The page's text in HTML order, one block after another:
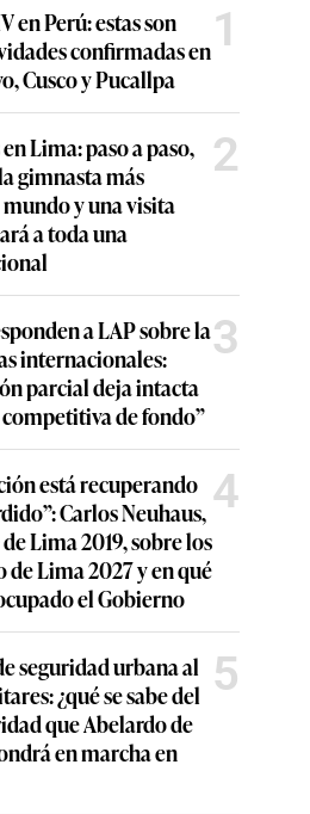
en Perú: estas son
confirmadas en
Cusco y Pucallpa
1
Lima: paso a paso,
gimnasta más
y una visita
a toda una
2
a LAP sobre la
internacionales:
parcial deja intacta
de fondo”
3
está recuperando
Carlos Neuhaus,
Lima 2019, sobre los
de Lima 2027 y en qué
el Gobierno
4
seguridad urbana al
¿qué se sabe del
que Abelardo de
en marcha en
5